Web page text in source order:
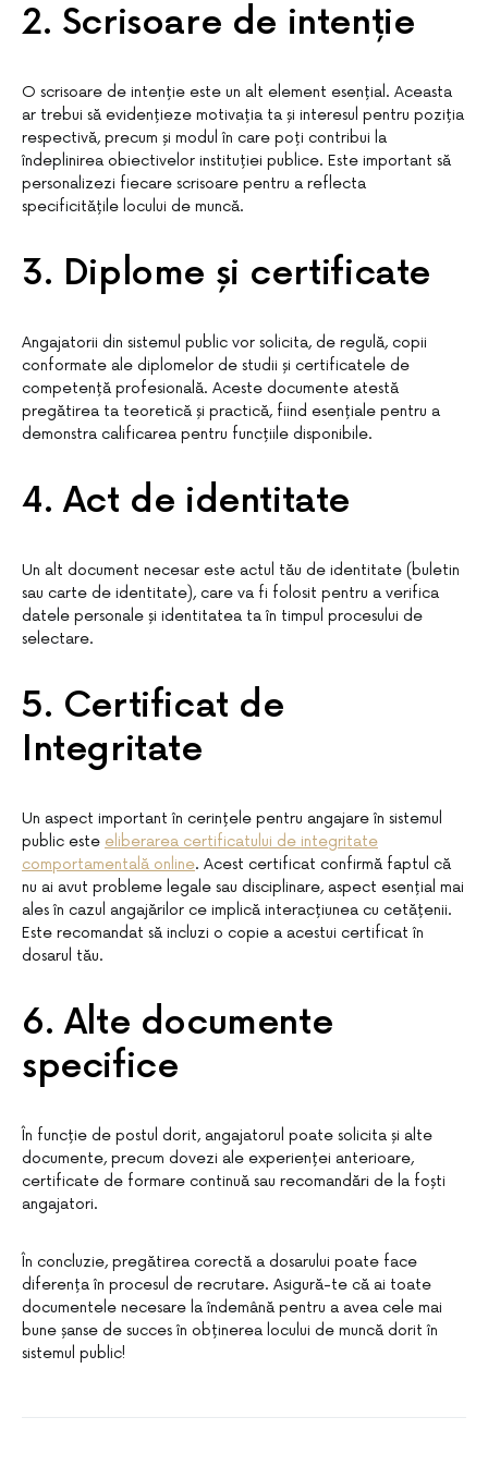
2. Scrisoare de intenție
O scrisoare de intenție este un alt element esențial. Aceasta
ar trebui să evidențieze motivația ta și interesul pentru poziția
respectivă, precum și modul în care poți contribui la
îndeplinirea obiectivelor instituției publice. Este important să
personalizezi fiecare scrisoare pentru a reflecta
specificitățile locului de muncă.
3. Diplome și certificate
Angajatorii din sistemul public vor solicita, de regulă, copii
conformate ale diplomelor de studii și certificatele de
competență profesională. Aceste documente atestă
pregătirea ta teoretică și practică, fiind esențiale pentru a
demonstra calificarea pentru funcțiile disponibile.
4. Act de identitate
Un alt document necesar este actul tău de identitate (buletin
sau carte de identitate), care va fi folosit pentru a verifica
datele personale și identitatea ta în timpul procesului de
selectare.
5. Certificat de
Integritate
Un aspect important în cerințele pentru angajare în sistemul
public este eliberarea certificatului de integritate
comportamentală online. Acest certificat confirmă faptul că
nu ai avut probleme legale sau disciplinare, aspect esențial mai
ales în cazul angajărilor ce implică interacțiunea cu cetățenii.
Este recomandat să incluzi o copie a acestui certificat în
dosarul tău.
6. Alte documente
specifice
În funcție de postul dorit, angajatorul poate solicita și alte
documente, precum dovezi ale experienței anterioare,
certificate de formare continuă sau recomandări de la foști
angajatori.
În concluzie, pregătirea corectă a dosarului poate face
diferența în procesul de recrutare. Asigură-te că ai toate
documentele necesare la îndemână pentru a avea cele mai
bune șanse de succes în obținerea locului de muncă dorit în
sistemul public!